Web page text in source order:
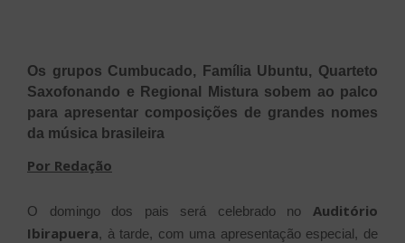
Os grupos Cumbucado, Família Ubuntu, Quarteto
Saxofonando e Regional Mistura sobem ao palco
para apresentar composições de grandes nomes
da música brasileira
Por Redação
O domingo dos pais será celebrado no Auditório
Ibirapuera, à tarde, com uma apresentação especial, de